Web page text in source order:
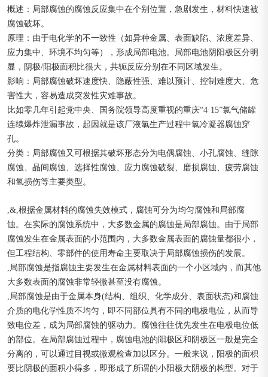
概述：局部腐蚀的腐蚀反应集中在个别位置，急剧发生，材料快速被
腐蚀破坏。
原理：由于电化学的不一致性（如异种金属、表面缺陷、浓度差异、
应力集中、环境不均匀等），形成局部电池。局部电池阴阳极区分明
显，阴极/阳极面积比很大，共轭反应分别在不同区域发生。
影响：局部腐蚀破坏速度快、隐蔽性强、难以预计、控制难度大、危
害性大，容易造成突发性灾难事故。
比如零几年引起党中央、国务院领导高度重视的重庆“4·15”氯气储罐
连续爆炸泄漏事故，起因就是该厂液氯生产过程中氯冷凝器腐蚀穿
孔。
分类：局部腐蚀又可根据其破坏形态分为电偶腐蚀、小孔腐蚀、缝隙
腐蚀、晶间腐蚀、选择性腐蚀、应力腐蚀破裂、磨损腐蚀、疲劳腐蚀
和氢损伤等主要类型。
,&,根据金属材料的腐蚀失效模式，腐蚀可分为均匀腐蚀和局部腐
蚀。在实际的腐蚀系统中，大多数金属的腐蚀是局部腐蚀。由于局部
腐蚀发生在金属表面的小范围内，大多数金属表面的腐蚀量都很小，
但工程结构、零部件的使用寿命主要取决于局部腐蚀损伤的发展。
,局部腐蚀是指腐蚀主要发生在金属材料表面的一个小区域内，而其他
大多数表面的腐蚀非常轻微甚至没有腐蚀。
,局部腐蚀是由于金属本身(结构、组织、化学成分、表面状态)和腐蚀
介质的电化学性质不均匀，即不同部位具有不同的电极电位，从而导
致电位差，成为局部腐蚀的驱动力。腐蚀往往优先发生在电极电位低
的部位。在局部腐蚀过程中，腐蚀电池的阳极区和阴极区一般是完全
分离的，可以通过目视或微观检查加以区分。一般来说，阳极的面积
要比阴极的面积小得多，即形成了所谓的小阳极大阴极的构型。对于